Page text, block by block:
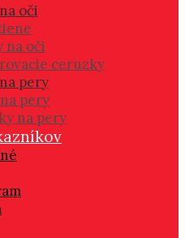
oči
na oči
ceruzky
pery
pery
na pery